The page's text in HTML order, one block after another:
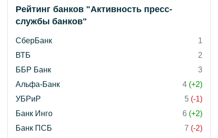
Рейтинг банков "Активность пресс-
службы банков"
СберБанк
1
ВТБ
2
ББР Банк
3
Альфа-Банк
4 (+2)
УБРиР
5 (-1)
Банк Инго
6 (+2)
Банк ПСБ
7 (-2)